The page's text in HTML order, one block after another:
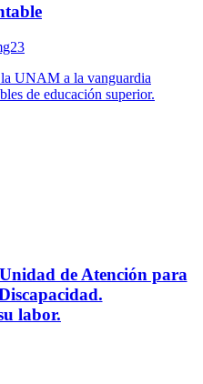
UNAM a la vanguardia
de educación superior.
de Atención para
labor.